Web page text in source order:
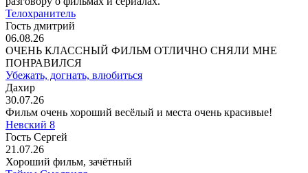
Телохранитель
Гость дмитрий
06.08.26
ОЧЕНЬ КЛАССНЫЙ ФИЛЬМ ОТЛИЧНО СНЯЛИ МНЕ
ПОНРАВИЛСЯ
Убежать, догнать, влюбиться
Дахир
30.07.26
Фильм очень хороший весёлый и места очень красивые!
Невский 8
Гость Сергей
21.07.26
Хороший фильм, зачётный